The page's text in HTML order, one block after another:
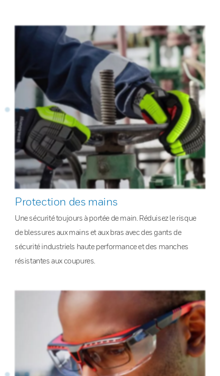
Protection des mains
Une sécurité toujours à portée de main. Réduisez le risque
de blessures aux mains et aux bras avec des gants de
sécurité industriels haute performance et des manches
résistantes aux coupures.